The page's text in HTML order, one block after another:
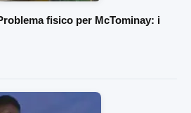
fisico per McTominay: i